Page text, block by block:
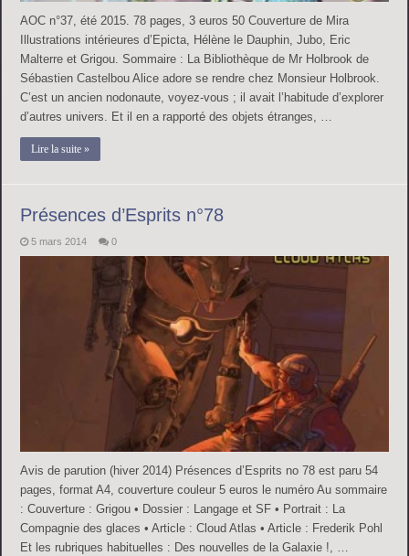
AOC n°37, été 2015. 78 pages, 3 euros 50 Couverture de Mira
Illustrations intérieures d’Epicta, Hélène le Dauphin, Jubo, Eric
Malterre et Grigou. Sommaire : La Bibliothèque de Mr Holbrook de
Sébastien Castelbou Alice adore se rendre chez Monsieur Holbrook.
C’est un ancien nodonaute, voyez-vous ; il avait l’habitude d’explorer
d’autres univers. Et il en a rapporté des objets étranges, …
Lire la suite »
Présences d’Esprits n°78
5 mars 2014 0
Avis de parution (hiver 2014) Présences d’Esprits no 78 est paru 54
pages, format A4, couverture couleur 5 euros le numéro Au sommaire
: Couverture : Grigou • Dossier : Langage et SF • Portrait : La
Compagnie des glaces • Article : Cloud Atlas • Article : Frederik Pohl
Et les rubriques habituelles : Des nouvelles de la Galaxie !, …